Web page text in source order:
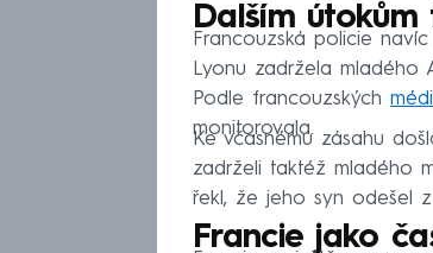
Dalším
Francouzská policie
Lyonu zadržela mladého
Podle francouzských
monitorovala.
Ke včasnému zásahu
zadrželi taktéž mladého
řekl, že jeho syn odešel
Francie jako